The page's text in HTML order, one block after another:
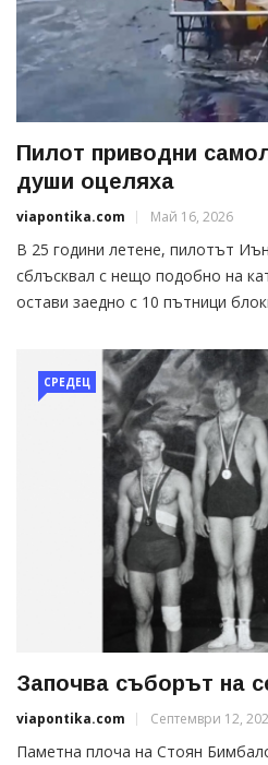
Пилот приводни
души оцеляха
viapontika.com Май 16, 2026
В 25 години летене, пилотът
сблъсквал с нещо подобно на
остави заедно с 10 пътници
СРЕДЕЦ
Започва съборът на
viapontika.com Септември 12,
Паметна плоча на Стоян